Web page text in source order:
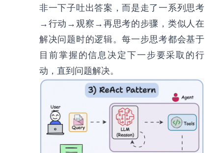
非一下子吐出答案，而是走了一系列思考
→行动→观察→再思考的步骤，类似人在
解决问题时的逻辑。每一步思考都会基于
目前掌握的信息决定下一步要采取的行
动，直到问题解决。